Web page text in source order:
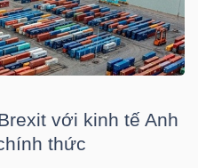
với kinh tế Anh
thức